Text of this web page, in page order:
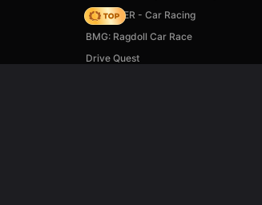
MR RACER - Car Racing
BMG: Ragdoll Car Race
Drive Quest